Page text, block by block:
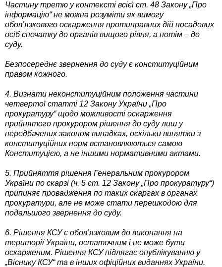
Частину третю у контексті всієї ст. 48 Закону „Про
інформацію“ не можна розуміти як вимогу
обов’язкового оскарження протиправних дій посадових
осіб спочатку до органів вищого рівня, а потім – до
суду.
Безпосереднє звернення до суду є конституційним
правом кожного.
4. Визнати неконституційним положення частини
четвертої статті 12 Закону України „Про
прокуратуру“ щодо можливості оскарження
прийнятого прокурором рішення до суду лиш у
передбачених законом випадках, оскільки винятки з
конституційних норм встановлюються самою
Конституцією, а не іншими нормативними актами.
5. Прийняття рішення Генеральним прокурором
України по скарзі (ч. 5 ст. 12 Закону „Про прокуратуру“)
припиняє провадження по таких скаргах в органах
прокуратури, але не може стати перешкодою для
подальшого звернення до суду.
6. Рішення КСУ є обов’язковим до виконання на
території України, остаточним і не може бути
оскарженим. Рішення КСУ підлягає опублікуванню у
„Віснику КСУ“ та в інших офіційних виданнях України.